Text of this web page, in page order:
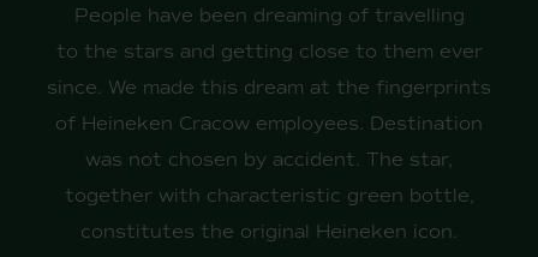
People have been dreaming of travelling
to the stars and getting close to them ever
since. We made this dream at the fingerprints
of Heineken Cracow employees. Destination
was not chosen by accident. The star,
together with characteristic green bottle,
constitutes the original Heineken icon.